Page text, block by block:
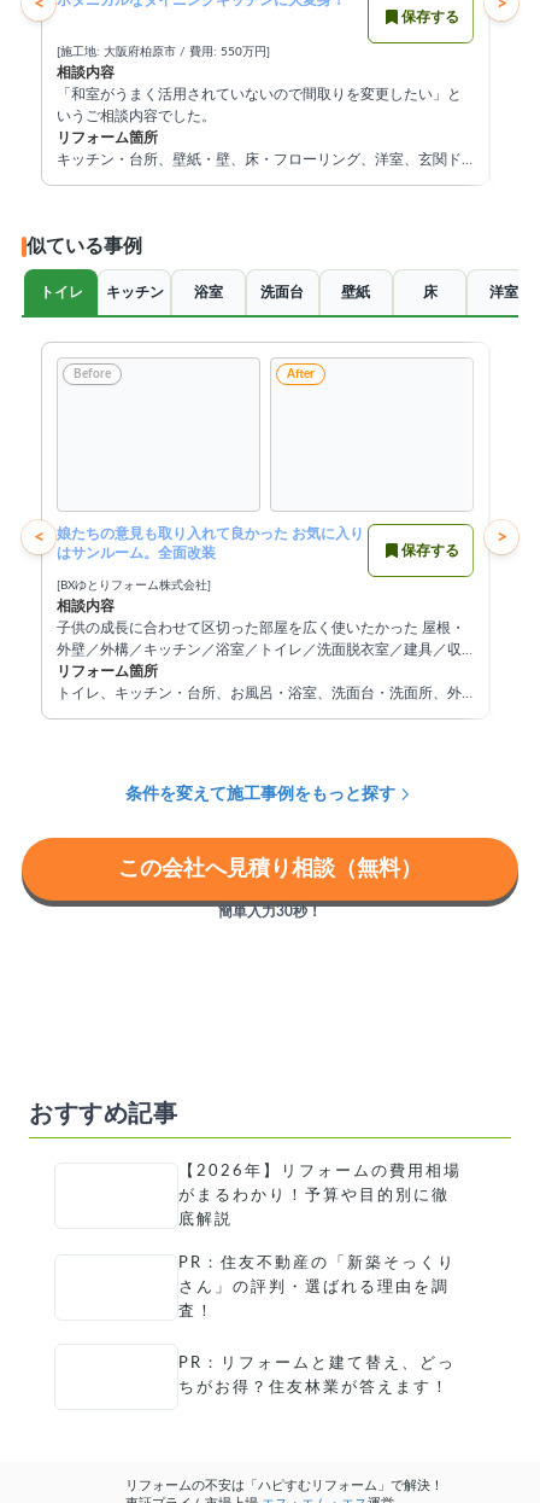
<
保存する
[施工地: 大阪府柏原市 / 費用: 550万円]
相談内容
「和室がうまく活用されていないので間取りを変更したい」と
いうご相談内容でした。
リフォーム箇所
キッチン・台所、壁紙・壁、床・フローリング、洋室、玄関ド
>
似ている事例
トイレ キッチン 浴室 洗面台 壁紙 床 洋室
<
Before After
娘たちの意見も取り入れて良かった お気に入り
はサンルーム。全面改装
保存する
[BXゆとりフォーム株式会社]
相談内容
子供の成長に合わせて区切った部屋を広く使いたかった 屋根・
外壁／外構／キッチン／浴室／トイレ／洗面脱衣室／建具／収
納／内装
リフォーム箇所
トイレ、キッチン・台所、お風呂・浴室、洗面台・洗面所、外
トイ
>
条件を変えて施工事例をもっと探す
この会社へ見積り相談（無料）
簡単入力30秒！
おすすめ記事
【2026年】リフォームの費用相場
がまるわかり！予算や目的別に徹
底解説
PR：住友不動産の「新築そっくり
さん」の評判・選ばれる理由を調
査！
PR：リフォームと建て替え、どっ
ちがお得？住友林業が答えます！
リフォームの不安は「ハピすむリフォーム」で解決！